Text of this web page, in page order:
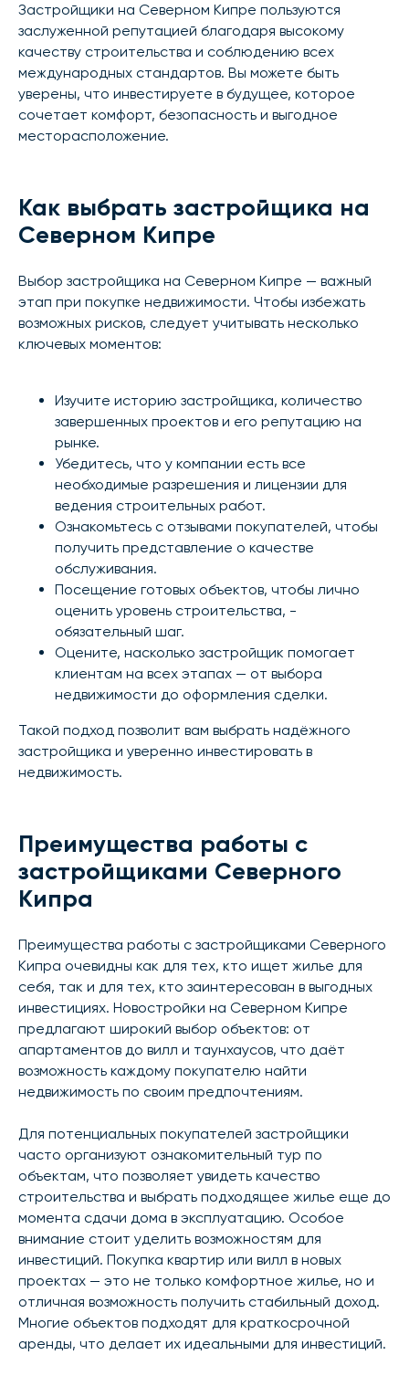
Застройщики на Северном Кипре пользуются
заслуженной репутацией благодаря высокому
качеству строительства и соблюдению всех
международных стандартов. Вы можете быть
уверены, что инвестируете в будущее, которое
сочетает комфорт, безопасность и выгодное
месторасположение.
Как выбрать застройщика на
Северном Кипре
Выбор застройщика на Северном Кипре — важный
этап при покупке недвижимости. Чтобы избежать
возможных рисков, следует учитывать несколько
ключевых моментов:
Изучите историю застройщика, количество
завершенных проектов и его репутацию на
рынке.
Убедитесь, что у компании есть все
необходимые разрешения и лицензии для
ведения строительных работ.
Ознакомьтесь с отзывами покупателей, чтобы
получить представление о качестве
обслуживания.
Посещение готовых объектов, чтобы лично
оценить уровень строительства, -
обязательный шаг.
Оцените, насколько застройщик помогает
клиентам на всех этапах — от выбора
недвижимости до оформления сделки.
Такой подход позволит вам выбрать надёжного
застройщика и уверенно инвестировать в
недвижимость.
Преимущества работы с
застройщиками Северного
Кипра
Преимущества работы с застройщиками Северного
Кипра очевидны как для тех, кто ищет жилье для
себя, так и для тех, кто заинтересован в выгодных
инвестициях. Новостройки на Северном Кипре
предлагают широкий выбор объектов: от
апартаментов до вилл и таунхаусов, что даёт
возможность каждому покупателю найти
недвижимость по своим предпочтениям.
Для потенциальных покупателей застройщики
часто организуют ознакомительный тур по
объектам, что позволяет увидеть качество
строительства и выбрать подходящее жилье еще до
момента сдачи дома в эксплуатацию. Особое
внимание стоит уделить возможностям для
инвестиций. Покупка квартир или вилл в новых
проектах — это не только комфортное жилье, но и
отличная возможность получить стабильный доход.
Многие объектов подходят для краткосрочной
аренды, что делает их идеальными для инвестиций.